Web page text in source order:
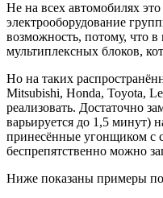
Не на всех автомобилях
электрооборудование
возможность, потому, что
мультиплексных блоков,
Но на таких
Mitsubishi, Honda, Toyota,
реализовать. Достаточно
варьируется до 1,5 минут)
принесённые угонщиком с
беспрепятственно можно
Ниже показаны примеры